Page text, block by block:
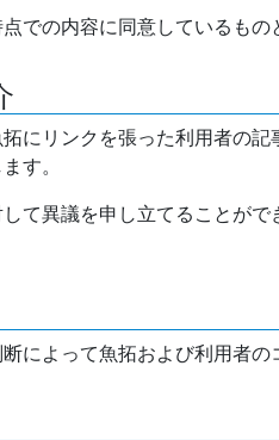
での内容に同意しているもの
にリンクを張った利用者の
す。
て異議を申し立てることが
によって魚拓および利用者の